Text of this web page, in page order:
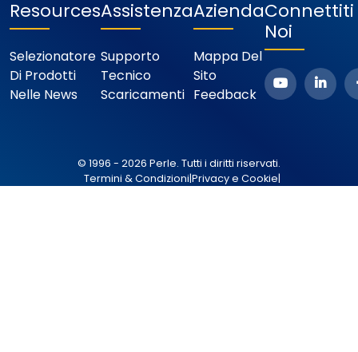
Resources
Selezionatore
Di Prodotti
Nelle News
Assistenza
Supporto
Tecnico
Scaricamenti
Azienda
Mappa Del
Sito
Feedback
Connettiti
Noi
© 1996 - 2026 Perle. Tutti i diritti riservati.
Termini & Condizioni|Privacy e Cookie|